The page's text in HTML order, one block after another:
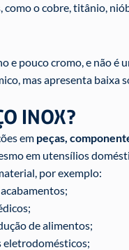
o cobre, titânio,
pouco cromo, e não é
mas apresenta baixa
INOX?
em peças,
em utensílios
por exemplo:
de alimentos;
eletrodomésticos;